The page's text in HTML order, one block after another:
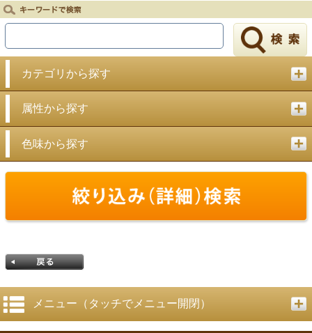
戻る
カテゴリから探す
属性から探す
色味から探す
メニュー（タッチでメニュー開閉）